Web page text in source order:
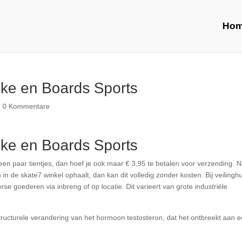
en Boards Sports
0 Kommentare
en Boards Sports
paar tientjes, dan hoef je ook maar € 3,95 te betalen voor verzending.
de skate7 winkel ophaalt, dan kan dit volledig zonder kosten. Bij
goederen via inbreng of op locatie. Dit varieert van grote industriële
verandering van het hormoon testosteron, dat het ontbreekt aan